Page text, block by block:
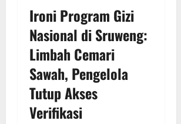
Ironi Program Gizi
Nasional di Sruweng:
Limbah Cemari
Sawah, Pengelola
Tutup Akses
Verifikasi